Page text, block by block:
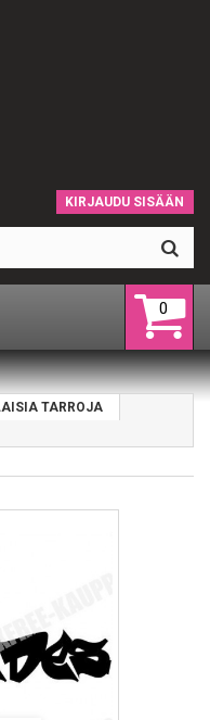
KIRJAUDU SISÄÄN
0
TARROJA